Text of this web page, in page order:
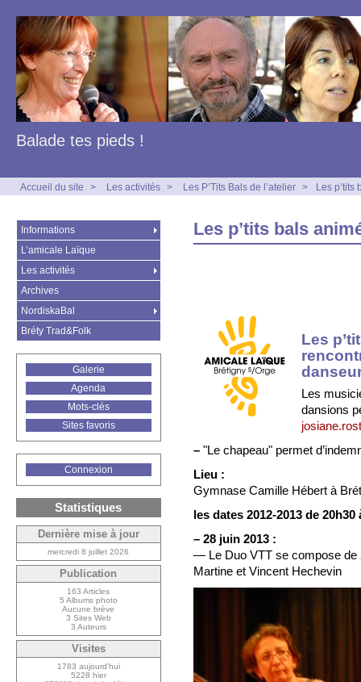
Balade tes pieds !
Accueil du site > Les activités > Les P’Tits Bals de l’atelier > Les
Les p’tits bals
Les
Les
dansions
– "Le chapeau" permet
Lieu :
Gymnase Camille Hébert à
les dates 2012-2013 de 20h30
– 28 juin 2013 :
— Le Duo VTT se compose de
Martine et Vincent Hechevin
Informations
L’amicale Laïque
Les activités
Archives
NordiskaBal
Bréty Trad&Folk
Galerie
Agenda
Mots-clés
Sites favoris
Connexion
Statistiques
Dernière mise à jour
mercredi 8 juillet 2026
Publication
163 Articles
5 Albums photo
Aucune brève
3 Sites Web
3 Auteurs
Visites
1783 aujourd’hui
5228 hier